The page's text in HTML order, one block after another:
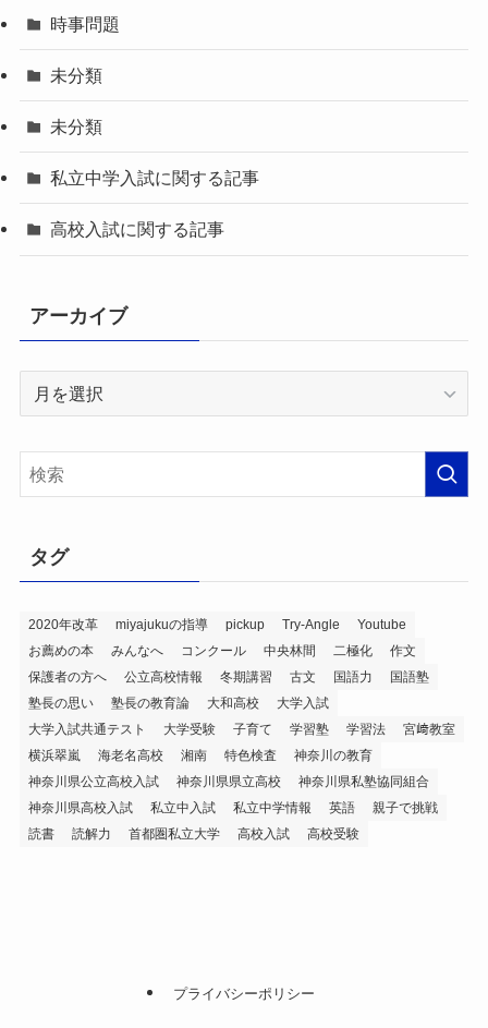
時事問題
未分類
未分類
私立中学入試に関する記事
高校入試に関する記事
アーカイブ
イ
タグ
2020年改革 miyajukuの指導 pickup Try-Angle
Youtube
お薦めの本
みんなへ コンクール 中央林間 二極化
作文
保護者の方へ
公立高校情報 冬期講習 古文 国語力
国語塾
塾長の思い
塾長の教育論 大和高校
大学入試
大学入試共通テスト
大学受験 子育て 学習塾 学習法
宮﨑教室
横浜翠嵐
海老名高校 湘南 特色検査
神奈川の教育
神奈川県公立高校入試
神奈川県県立高校
神奈川県私塾協同組合
神奈川県高校入試
私立中入試 私立中学情報 英語
親子で挑戦
読書
読解力 首都圏私立大学 高校入試 高校受験
プライバシーポリシー